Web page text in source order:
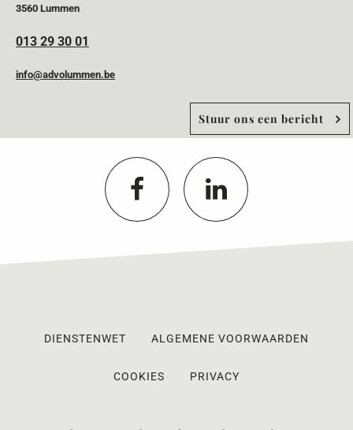
3560 Lummen
013 29 30 01
info@advolummen.be
Stuur ons een bericht
DIENSTENWET ALGEMENE VOORWAARDEN
COOKIES PRIVACY